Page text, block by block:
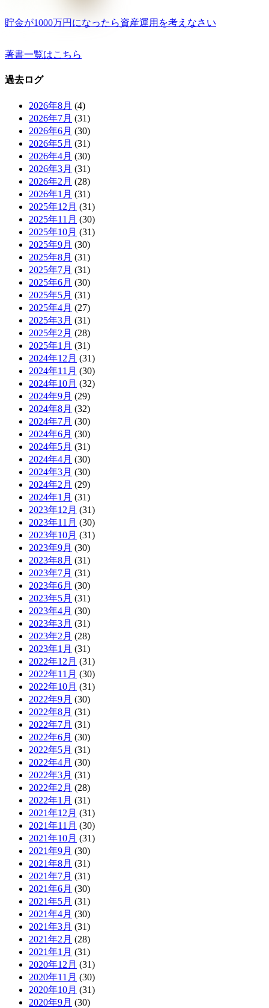
貯金が1000万円になったら資産運用を考えなさい
著書一覧はこちら
過去ログ
2026年8月 (4)
2026年7月 (31)
2026年6月 (30)
2026年5月 (31)
2026年4月 (30)
2026年3月 (31)
2026年2月 (28)
2026年1月 (31)
2025年12月 (31)
2025年11月 (30)
2025年10月 (31)
2025年9月 (30)
2025年8月 (31)
2025年7月 (31)
2025年6月 (30)
2025年5月 (31)
2025年4月 (27)
2025年3月 (31)
2025年2月 (28)
2025年1月 (31)
2024年12月 (31)
2024年11月 (30)
2024年10月 (32)
2024年9月 (29)
2024年8月 (32)
2024年7月 (30)
2024年6月 (30)
2024年5月 (31)
2024年4月 (30)
2024年3月 (30)
2024年2月 (29)
2024年1月 (31)
2023年12月 (31)
2023年11月 (30)
2023年10月 (31)
2023年9月 (30)
2023年8月 (31)
2023年7月 (31)
2023年6月 (30)
2023年5月 (31)
2023年4月 (30)
2023年3月 (31)
2023年2月 (28)
2023年1月 (31)
2022年12月 (31)
2022年11月 (30)
2022年10月 (31)
2022年9月 (30)
2022年8月 (31)
2022年7月 (31)
2022年6月 (30)
2022年5月 (31)
2022年4月 (30)
2022年3月 (31)
2022年2月 (28)
2022年1月 (31)
2021年12月 (31)
2021年11月 (30)
2021年10月 (31)
2021年9月 (30)
2021年8月 (31)
2021年7月 (31)
2021年6月 (30)
2021年5月 (31)
2021年4月 (30)
2021年3月 (31)
2021年2月 (28)
2021年1月 (31)
2020年12月 (31)
2020年11月 (30)
2020年10月 (31)
2020年9月 (30)